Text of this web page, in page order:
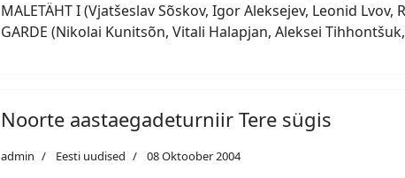
MALETÄHT I (Vjatšeslav Sõskov, Igor Aleksejev, Leonid Lvov,
GARDE (Nikolai Kunitsõn, Vitali Halapjan, Aleksei
Noorte aastaegadeturniir Tere sügis
admin Eesti uudised 08 Oktoober 2004